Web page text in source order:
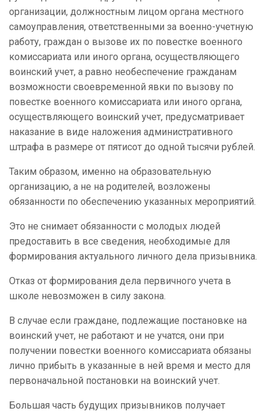
организации, должностным лицом органа местного
самоуправления, ответственными за военно-учетную
работу, граждан о вызове их по повестке военного
комиссариата или иного органа, осуществляющего
воинский учет, а равно необеспечение гражданам
возможности своевременной явки по вызову по
повестке военного комиссариата или иного органа,
осуществляющего воинский учет, предусматривает
наказание в виде наложения административного
штрафа в размере от пятисот до одной тысячи рублей.
Таким образом, именно на образовательную
организацию, а не на родителей, возложены
обязанности по обеспечению указанных мероприятий.
Это не снимает обязанности с молодых людей
предоставить в все сведения, необходимые для
формирования актуального личного дела призывника.
Отказ от формирования дела первичного учета в
школе невозможен в силу закона.
В случае если граждане, подлежащие постановке на
воинский учет, не работают и не учатся, они при
получении повестки военного комиссариата обязаны
лично прибыть в указанные в ней время и место для
первоначальной постановки на воинский учет.
Большая часть будущих призывников получает